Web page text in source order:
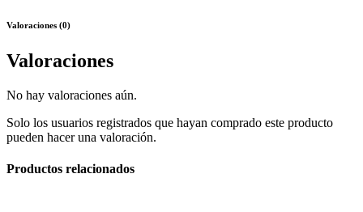
Valoraciones (0)
Valoraciones
No hay valoraciones aún.
Solo los usuarios registrados que hayan comprado este producto
pueden hacer una valoración.
Productos relacionados